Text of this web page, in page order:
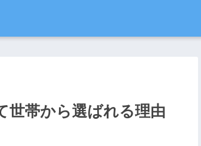
世帯から選ばれる理由